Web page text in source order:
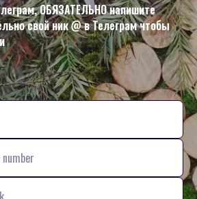
ОБЯЗАТЕЛЬНО напишите
свой ник @ в Телеграм чтобы